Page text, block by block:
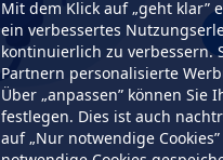
Mit dem Klick auf „geht klar”
ein verbessertes
kontinuierlich zu verbessern.
Partnern personalisierte
Über „anpassen” können Sie
festlegen. Dies ist auch
auf „Nur notwendige